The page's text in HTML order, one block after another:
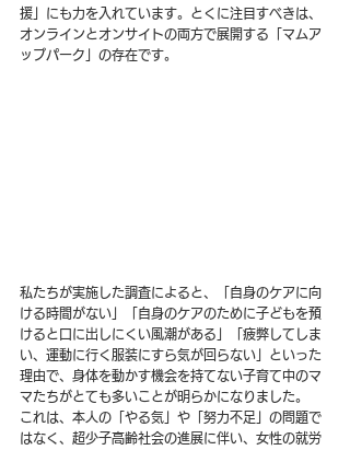
援」にも力を入れています。とくに注目すべきは、
オンラインとオンサイトの両方で展開する「マムア
ップパーク」の存在です。
私たちが実施した調査によると、「自身のケアに向
ける時間がない」「自身のケアのために子どもを預
けると口に出しにくい風潮がある」「疲弊してしま
い、運動に行く服装にすら気が回らない」といった
理由で、身体を動かす機会を持てない子育て中のマ
マたちがとても多いことが明らかになりました。
これは、本人の「やる気」や「努力不足」の問題で
はなく、超少子高齢社会の進展に伴い、女性の就労